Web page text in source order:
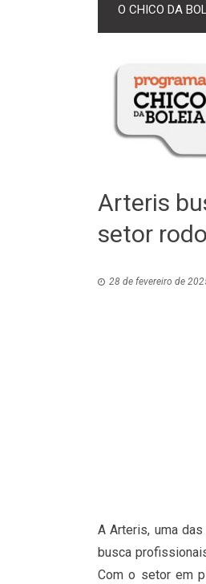
O CHICO DA
Arteris
setor
28 de fevereiro de
A Arteris, uma
busca
Com o setor em